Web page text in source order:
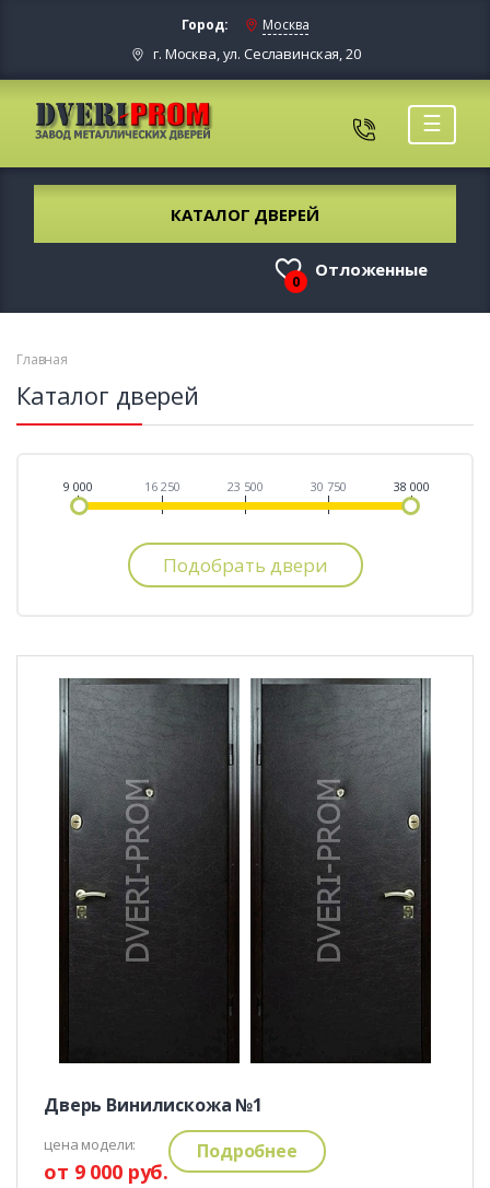
Город: Москва
г. Москва, ул. Сеславинская, 20
☰
КАТАЛОГ ДВЕРЕЙ
0
Отложенные
Главная
Каталог дверей
9 000 16 250 23 500 30 750 38 000
Дверь Винилискожа №1
цена модели:
от 9 000 руб.
Подробнее